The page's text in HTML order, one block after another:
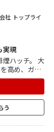
耐久性にも
用いただい
社 トップライ
実現
ハッチ。 大
高め、ガラ
す。 開閉の
、ガスステ
ます。 オプ
ト金具を使
が可能。 ホ
う